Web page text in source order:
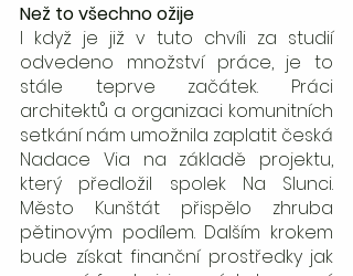
Než to všechno ožije
I když je již v tuto chvíli za studií
odvedeno množství práce, je to
stále teprve začátek. Práci
architektů a organizaci komunitních
setkání nám umožnila zaplatit česká
Nadace Via na základě projektu,
který předložil spolek Na Slunci.
Město Kunštát přispělo zhruba
pětinovým podílem. Dalším krokem
bude získat finanční prostředky jak